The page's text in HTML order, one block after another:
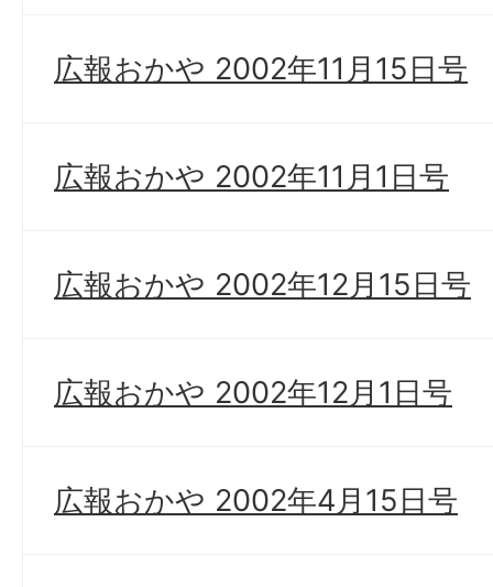
広報おかや 2002年11月15日号
広報おかや 2002年11月1日号
広報おかや 2002年12月15日号
広報おかや 2002年12月1日号
広報おかや 2002年4月15日号